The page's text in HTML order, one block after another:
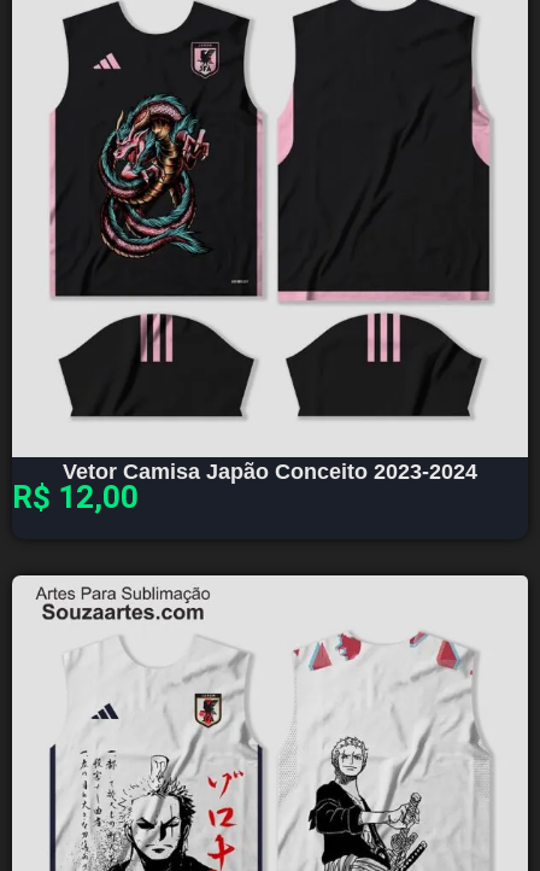
Vetor Camisa Japão Conceito 2023-2024
R$ 12,00